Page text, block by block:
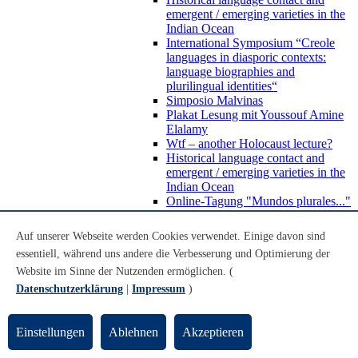
emergent / emerging varieties in the
Indian Ocean
International Symposium “Creole
languages in diasporic contexts:
language biographies and
plurilingual identities“
Simposio Malvinas
Plakat Lesung mit Youssouf Amine
Elalamy
Wtf – another Holocaust lecture?
Historical language contact and
emergent / emerging varieties in the
Indian Ocean
Online-Tagung "Mundos plurales..."
Beratung und Kontakt
Abschlussarbeiten
Auslandsstudium
Forschung
WoC Lab
Spanische Black Diaspora
Habilitationen
Nachwuchsförderung
Forschungsinstitute und
Auf unserer Webseite werden Cookies verwendet. Einige davon sind
essentiell, während uns andere die Verbesserung und Optimierung der
Website im Sinne der Nutzenden ermöglichen. (
Datenschutzerklärung
Impressum )
Einstellungen Ablehnen Akzeptieren